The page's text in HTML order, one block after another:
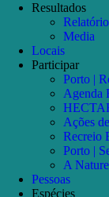
Resultados
Media
Locais
Participar
Porto |
Agenda
Ações
Recreio
Porto |
A
Pessoas
Espécies